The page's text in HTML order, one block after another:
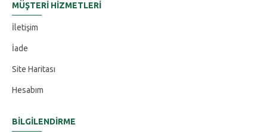
MÜŞTERI HIZMETLERI
İletişim
İade
Site Haritası
Hesabım
BILGILENDIRME